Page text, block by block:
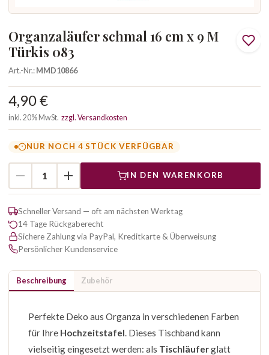
Organzaläufer schmal 16 cm x 9 M
Türkis 083
Art.-Nr.:MMD10866
4,90 €
inkl. 20% MwSt. zzgl. Versandkosten
NUR NOCH 4 STÜCK VERFÜGBAR
IN DEN WARENKORB
Schneller Versand — oft am nächsten Werktag
14 Tage Rückgaberecht
Sichere Zahlung via PayPal, Kreditkarte & Überweisung
Persönlicher Kundenservice
Beschreibung Zubehör
Perfekte Deko aus Organza in verschiedenen Farben
für Ihre Hochzeitstafel. Dieses Tischband kann
vielseitig eingesetzt werden: als Tischläuferglatt